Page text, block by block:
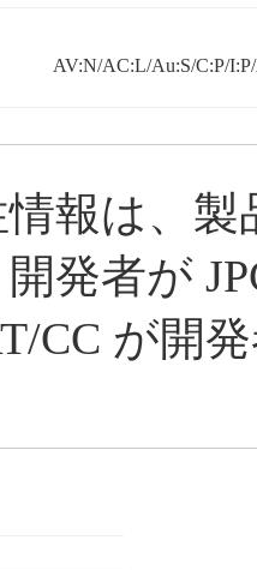
AV:N/AC:L/Au:S/C:P/
報は、
発者が
CC が開